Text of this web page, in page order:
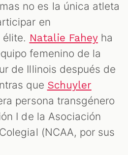
no es la única atleta
en
Natalie Faheyha
femenino de la
de Illinois después de
que Schuyler
persona transgénero
I de la Asociación
(NCAA, por sus